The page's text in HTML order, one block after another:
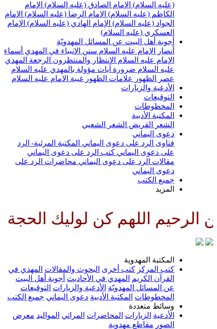
الإمام الصادق (عليه السلام) الإمام
(عليه السلام) الإمام الرضا (عليه السلام) الإمام
(عليه السلام) الإمام الهادي (عليه السلام) الإمام
(عليه السلام)
أهل البيت عن المسائل المهدويّة
الإمام عليه السلامسنن الانبياء في المهديأسماء
عليه السلامالانتظار والمنتظرونالرجعةالمهدي
السلام ضرورة آيات مؤولة بالمهدي عليه السلام
علامات الظهورغيبة الامام عليه السلام
والزيارات
الأدبية
الشعر الشعبي
اليماني
الرد على دعوى اليماني المكتبة المرئية- الرد
دعوى اليماني كتب الرد على دعوى اليماني
الرد على دعوى اليماني محاضرات الرد على
كن لوليك الحجة بن الحسن
المهدوية
كتب أخرى البحوث والمقالات المهدي في
المهدي في الأحاديث أجوبة أهل البيت
المسائل المهدويّة الأدعية والزيارات التوقيعات
المكتبة الأدبية دعوى اليماني جميع الكتب
متعددة
الزيارات المحاضرات المراثي المواليد معرض
مقاطع مهدوية